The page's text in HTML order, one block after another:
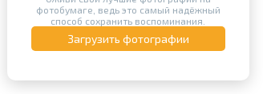
фотобумаге, ведь это самый надёжный
способ сохранить воспоминания.
Загрузить фотографии